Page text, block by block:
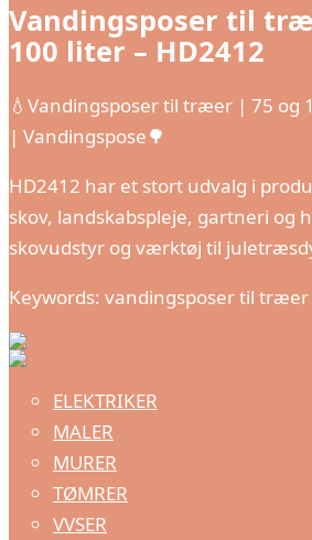
Vandingsposer til
100 liter – HD2412
💧Vandingsposer til træer | 75 og
| Vandingspose🌳
HD2412 har et stort udvalg i
skov, landskabspleje, gartneri og
skovudstyr og værktøj til
Keywords: vandingsposer til
ELEKTRIKER
MALER
MURER
TØMRER
VVSER